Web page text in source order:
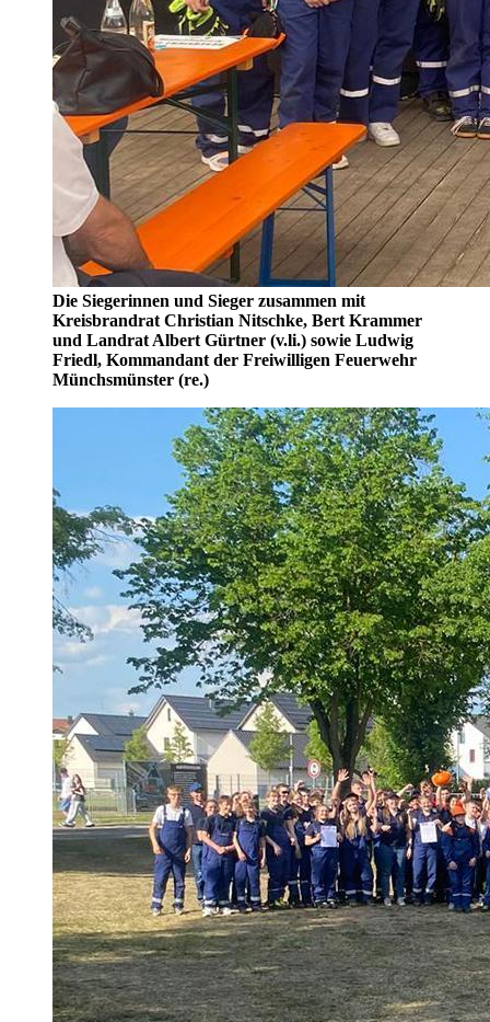
Die Siegerinnen und Sieger zusammen mit
Kreisbrandrat Christian Nitschke, Bert Krammer
und Landrat Albert Gürtner (v.li.) sowie Ludwig
Friedl, Kommandant der Freiwilligen Feuerwehr
Münchsmünster (re.)